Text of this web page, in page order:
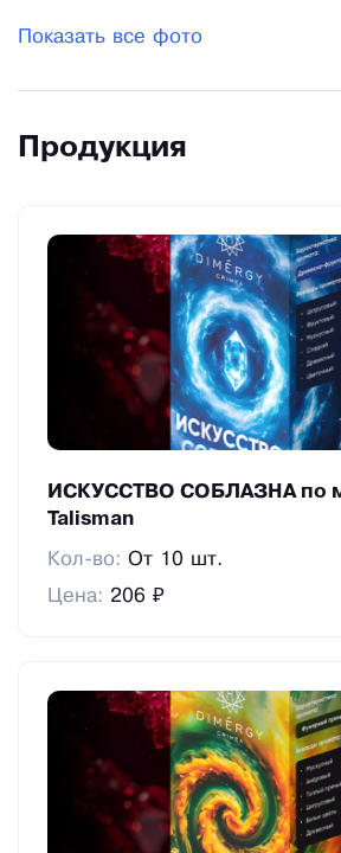
Показать все фото
Продукция
ИСКУССТВО СОБЛАЗНА по
Talisman
Кол-во:От 10 шт.
Цена: 206 ₽